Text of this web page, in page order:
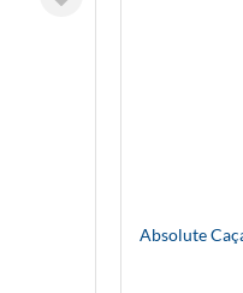
Absolute